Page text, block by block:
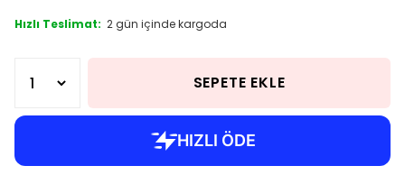
Hızlı Teslimat: 2 gün içinde kargoda
SEPETE EKLE